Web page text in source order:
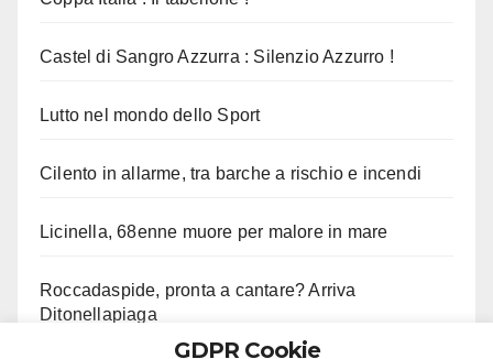
Castel di Sangro Azzurra : Silenzio Azzurro !
Lutto nel mondo dello Sport
Cilento in allarme, tra barche a rischio e incendi
Licinella, 68enne muore per malore in mare
Roccadaspide, pronta a cantare? Arriva
Ditonellapiaga
GDPR Cookie